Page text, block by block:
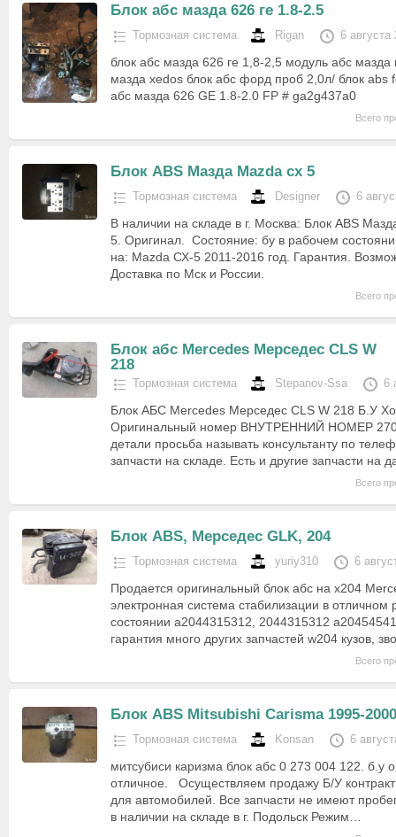
Блок абс мазда 626 ге 1.8-2.5
Тормозная система Rigan 6 августа
блок абс мазда 626 ге 1,8-2,5 модуль абс мазда
мазда xedos блок абс форд проб 2,0л/ блок abs
абс мазда 626 GE 1.8-2.0 FP # ga2g437a0
Всего
Блок ABS Мазда Mazda cx 5
Тормозная система Designer 6
В наличии на складе в г. Москва: Блок ABS
5. Оригинал. Состояние: бу в рабочем
на: Mazda СХ-5 2011-2016 год. Гарантия.
Доставка по Мск и России.
Всего
Блок абс Mercedes Мерседес CLS W
218
Тормозная система Stepanov-Ssa 6
Блок АБС Mercedes Мерседес CLS W 218 Б.У
Оригинальный номер ВНУТРЕННИЙ НОМЕР
детали просьба называть консультанту по
запчасти на складе. Есть и другие запчасти на
Всего
Блок ABS, Мерседес GLK, 204
Тормозная система yuriy310 6
Продается оригинальный блок абс на x204
электронная система стабилизации в отличном
состоянии a2044315312, 2044315312
гарантия много других запчастей w204 кузов,
Всего
Блок ABS Mitsubishi Carisma 1995-2000
Тормозная система Konsan 6
митсубиси каризма блок абс 0 273 004 122. б.у
отличное. Осуществляем продажу Б/У
для автомобилей. Все запчасти не имеют
в наличии на складе в г. Подольск Режим…